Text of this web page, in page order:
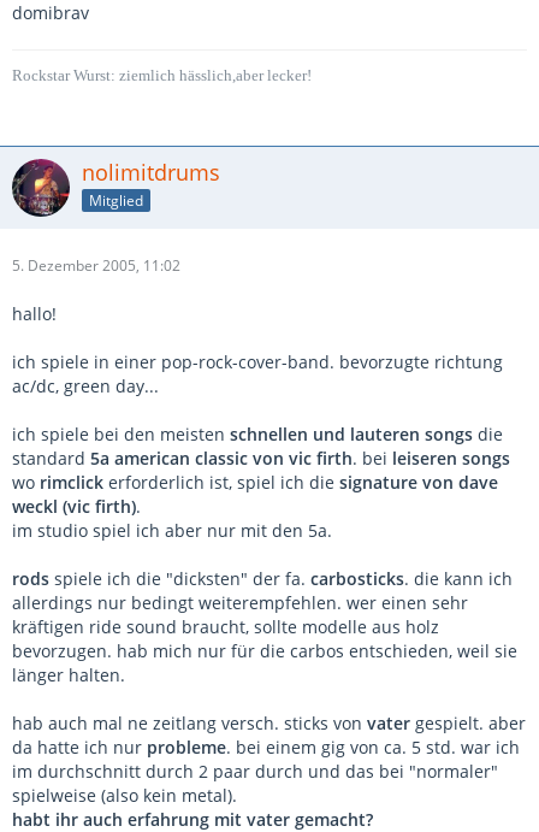
domibrav
Rockstar Wurst: ziemlich hässlich,aber lecker!
nolimitdrums
Mitglied
5. Dezember 2005, 11:02
hallo!
ich spiele in einer pop-rock-cover-band. bevorzugte richtung
ac/dc, green day...
ich spiele bei den meisten schnellen und lauteren songs die
standard 5a american classic von vic firth. bei leiseren songs
wo rimclick erforderlich ist, spiel ich die signature von dave
weckl (vic firth).
im studio spiel ich aber nur mit den 5a.
rods spiele ich die "dicksten" der fa. carbosticks. die kann ich
allerdings nur bedingt weiterempfehlen. wer einen sehr
kräftigen ride sound braucht, sollte modelle aus holz
bevorzugen. hab mich nur für die carbos entschieden, weil sie
länger halten.
hab auch mal ne zeitlang versch. sticks von vater gespielt. aber
da hatte ich nur probleme. bei einem gig von ca. 5 std. war ich
im durchschnitt durch 2 paar durch und das bei "normaler"
spielweise (also kein metal).
habt ihr auch erfahrung mit vater gemacht?